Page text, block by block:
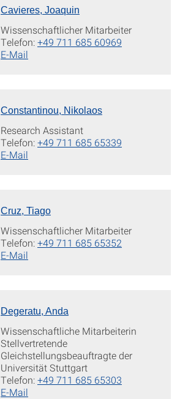
Cavieres, Joaquin
Wissenschaftlicher Mitarbeiter
Telefon:+49 711 685 60969
E-Mail
Constantinou, Nikolaos
Research Assistant
Telefon:+49 711 685 65339
E-Mail
Cruz, Tiago
Wissenschaftlicher Mitarbeiter
Telefon:+49 711 685 65352
E-Mail
Degeratu, Anda
Wissenschaftliche Mitarbeiterin
Stellvertretende
Gleichstellungsbeauftragte der
Universität Stuttgart
Telefon:+49 711 685 65303
E-Mail